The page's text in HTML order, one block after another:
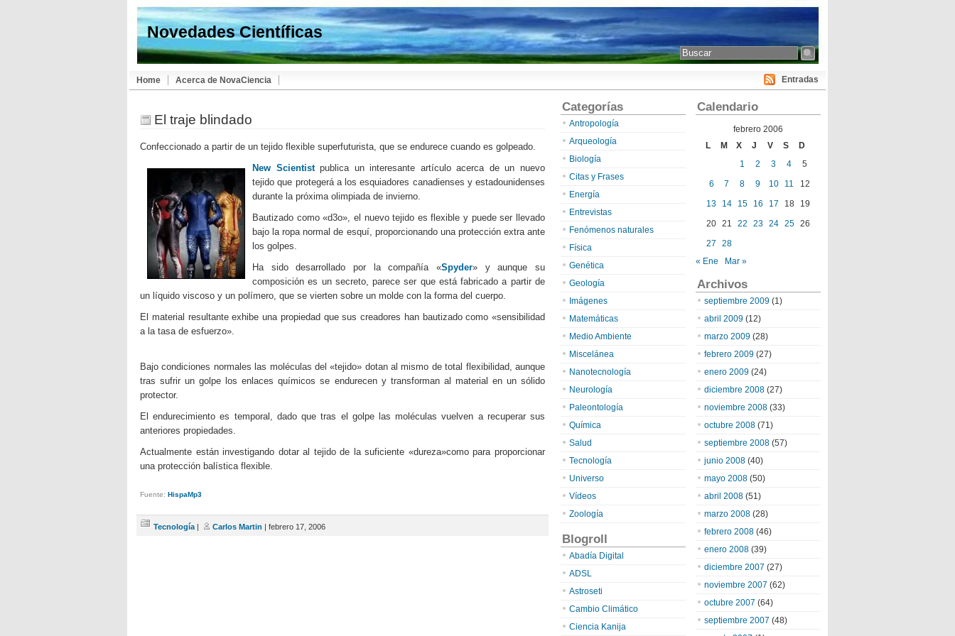
Novedades Científicas
Entradas
Home Acerca de NovaCiencia
El traje blindado
Confeccionado a partir de un tejido flexible superfuturista, que se endurece cuando es golpeado.
New Scientistpublica un interesante artículo acerca de un nuevo
tejido que protegerá a los esquiadores canadienses y estadounidenses
durante la próxima olimpiada de invierno.
Bautizado como «d3o», el nuevo tejido es flexible y puede ser llevado
bajo la ropa normal de esquí, proporcionando una protección extra ante
los golpes.
Ha sido desarrollado por la compañía «Spyder» y aunque su
composición es un secreto, parece ser que está fabricado a partir de
un líquido viscoso y un polímero, que se vierten sobre un molde con la forma del cuerpo.
El material resultante exhibe una propiedad que sus creadores han bautizado como «sensibilidad
a la tasa de esfuerzo».
Bajo condiciones normales las moléculas del «tejido» dotan al mismo de total flexibilidad, aunque
tras sufrir un golpe los enlaces químicos se endurecen y transforman al material en un sólido
protector.
El endurecimiento es temporal, dado que tras el golpe las moléculas vuelven a recuperar sus
anteriores propiedades.
Actualmente están investigando dotar al tejido de la suficiente «dureza»como para proporcionar
una protección balística flexible.
Fuente: HispaMp3
Tecnología | Carlos Martin | febrero 17, 2006
Calendario
febrero 2006
L
M X J V S
D
1
2 3 4
5
6
7 8 9 10 11
12
13
14 15 16 17 18
19
20 21 22 23 24 25
26
27
28
« Ene
Mar »
Archivos
septiembre 2009 (1)
abril 2009 (12)
marzo 2009 (28)
febrero 2009 (27)
enero 2009 (24)
diciembre 2008 (27)
noviembre 2008 (33)
octubre 2008 (71)
septiembre 2008 (57)
junio 2008 (40)
mayo 2008 (50)
abril 2008 (51)
marzo 2008 (28)
febrero 2008 (46)
enero 2008 (39)
diciembre 2007 (27)
noviembre 2007 (62)
octubre 2007 (64)
septiembre 2007 (48)
Categorías
Antropología
Arqueología
Biología
Citas y Frases
Energía
Entrevistas
Fenómenos naturales
Física
Genética
Geología
Imágenes
Matemáticas
Medio Ambiente
Miscelánea
Nanotecnología
Neurología
Paleontología
Química
Salud
Tecnología
Universo
Vídeos
Zoología
Blogroll
Abadía Digital
ADSL
Astroseti
Cambio Climático
Ciencia Kanija